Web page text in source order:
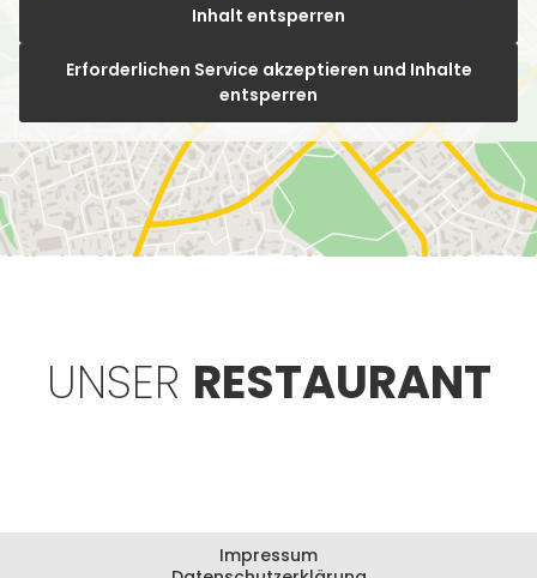
Inhalt entsperren
Erforderlichen Service akzeptieren und Inhalte
entsperren
UNSER RESTAURANT
Impressum